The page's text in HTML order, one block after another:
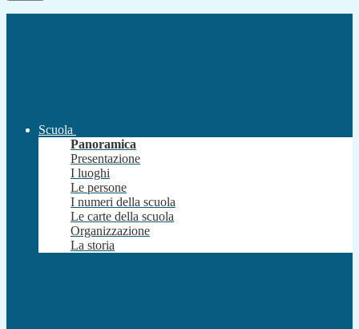
Scuola
Panoramica
Presentazione
I luoghi
Le persone
I numeri della scuola
Le carte della scuola
Organizzazione
La storia